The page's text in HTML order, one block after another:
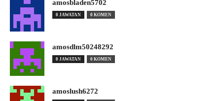
amosbladen5702
0 JAWATAN 0 KOMEN
amosdlm50248292
0 JAWATAN 0 KOMEN
amoslush6272